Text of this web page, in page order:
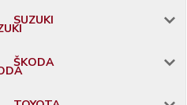
SUZUKI
ŠKODA